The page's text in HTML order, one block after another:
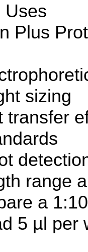
Uses
Plus
sizing
transfer
range
a
5 µl per